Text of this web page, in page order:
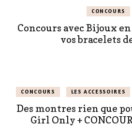
CONCOURS
Concours avec Bijoux
vos bracelets
CONCOURS LES ACCESSOIRES
Des montres rien que
Girl Only +